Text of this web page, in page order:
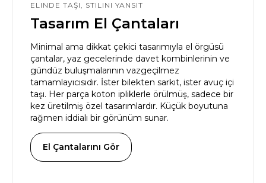
ELINDE TAŞI, STILINI YANSIT
Tasarım El Çantaları
Minimal ama dikkat çekici tasarımıyla el örgüsü
çantalar, yaz gecelerinde davet kombinlerinin ve
gündüz buluşmalarının vazgeçilmez
tamamlayıcısıdır. İster bilekten sarkıt, ister avuç içi
taşı. Her parça koton ipliklerle örülmüş, sadece bir
kez üretilmiş özel tasarımlardır. Küçük boyutuna
rağmen iddialı bir görünüm sunar.
El Çantalarını Gör